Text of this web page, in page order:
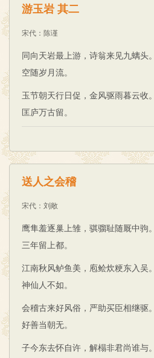
游玉岩 其二
宋代 ： 陈谨
同向天岩最上游，诗翁来见九螭头
空随岁月流。
玉节朝天行日促，金风驱雨暮云收
匡庐万古留。
送人之会稽
宋代 ： 刘敞
鹰隼羞逐巢上雏，骐骝耻随厩中驹
三年留上都。
江南秋风鲈鱼美，庖鲙炊粳东入吴
神仙人不如。
会稽古来好风俗，严助买臣相继驱
好善当朝无。
子今东去怀自许，解榻非君尚谁与